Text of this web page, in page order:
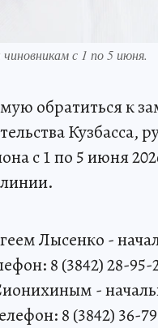
с 1 по 5 июня.
обратиться к
Кузбасса,
с 1 по 5 июня
Лысенко -
8 (3842) 28-
-
8 (3842) 36-